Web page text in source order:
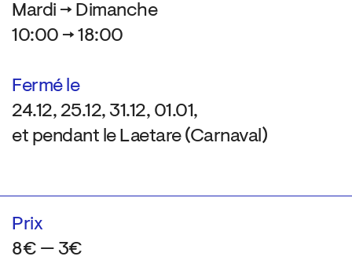
Mardi → Dimanche
10:00 → 18:00
Fermé le
24.12, 25.12, 31.12, 01.01,
et pendant le Laetare (Carnaval)
Prix
8€ — 3€